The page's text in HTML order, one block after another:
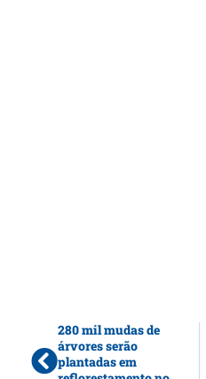
280 mil mudas de
árvores serão
plantadas em